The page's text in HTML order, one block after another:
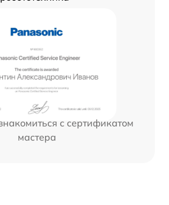
с сертификатом
мастера